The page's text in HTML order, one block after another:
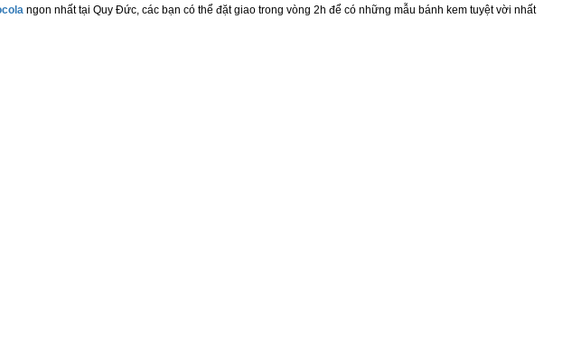
ngon nhất tại Quy Đức, các bạn có thể đặt giao trong vòng 2h để có những mẫu bánh kem tuyệt vời nhất